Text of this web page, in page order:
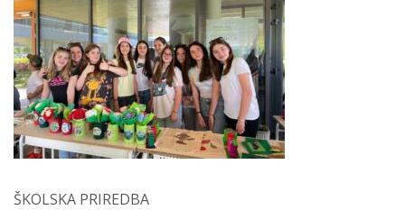
ŠKOLSKA PRIREDBA